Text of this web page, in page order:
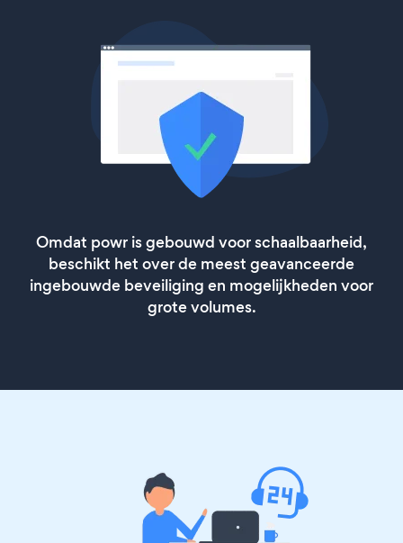
Omdat powr is gebouwd voor schaalbaarheid,
beschikt het over de meest geavanceerde
ingebouwde beveiliging en mogelijkheden voor
grote volumes.